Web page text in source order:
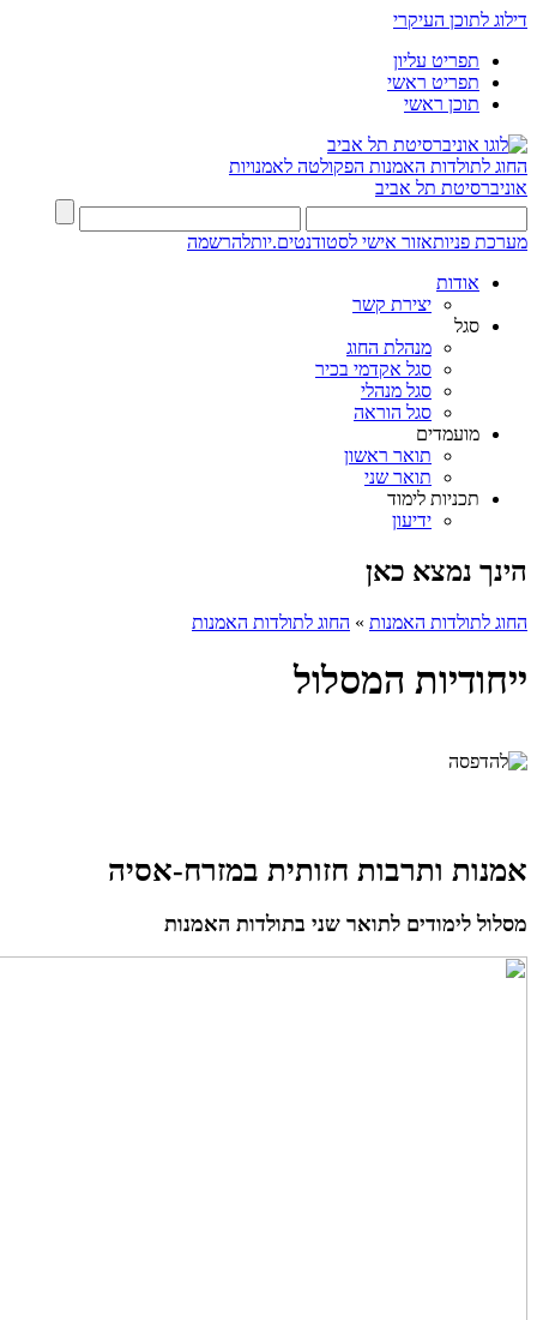
דילוג לתוכן העיקרי
תפריט עליון
תפריט ראשי
תוכן ראשי
החוג לתולדות האמנות הפקולטה לאמנויות
אוניברסיטת תל אביב
מערכת פניותאזור אישי לסטודנטים.יותלהרשמה
אודות
יצירת קשר
סגל
מנהלת החוג
סגל אקדמי בכיר
סגל מנהלי
סגל הוראה
מועמדים
תואר ראשון
תואר שני
תכניות לימוד
ידיעון
הינך נמצא כאן
החוג לתולדות האמנות » החוג לתולדות האמנות
ייחודיות המסלול
אמנות ותרבות חזותית במזרח-אסיה
מסלול לימודים לתואר שני בתולדות האמנות